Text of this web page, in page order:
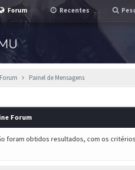
Forum Recentes
Painel de Mensagens
Forum
foram obtidos resultados, com os